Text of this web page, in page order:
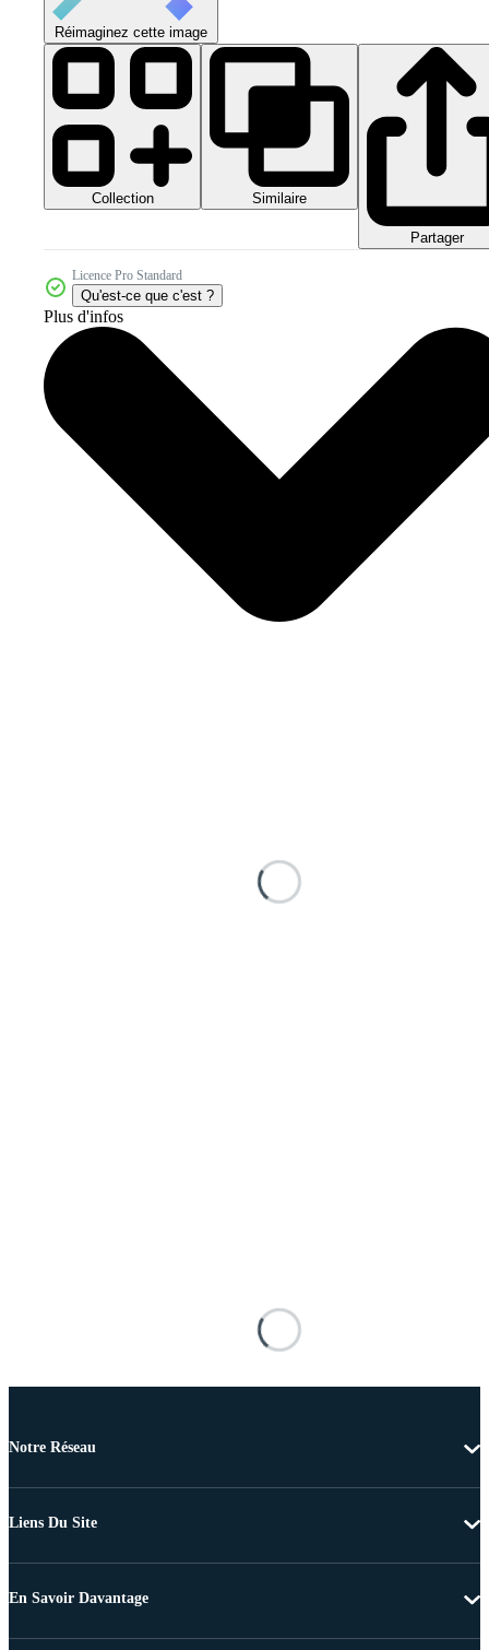
Réimaginez cette image
Collection Similaire
Partager
Licence Pro Standard
Qu'est-ce que c'est ?
Plus d'infos
Notre Réseau
Liens Du Site
En Savoir Davantage